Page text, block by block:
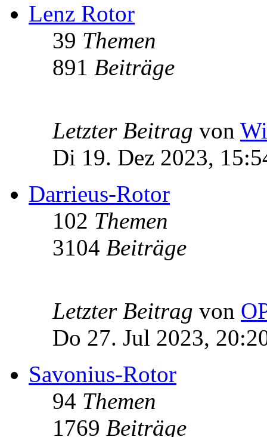
Lenz Rotor
39 Themen
891 Beiträge
Letzter Beitrag von
Di 19. Dez 2023,
Darrieus-Rotor
102 Themen
3104 Beiträge
Letzter Beitrag von
Do 27. Jul 2023,
Savonius-Rotor
94 Themen
1769 Beiträge